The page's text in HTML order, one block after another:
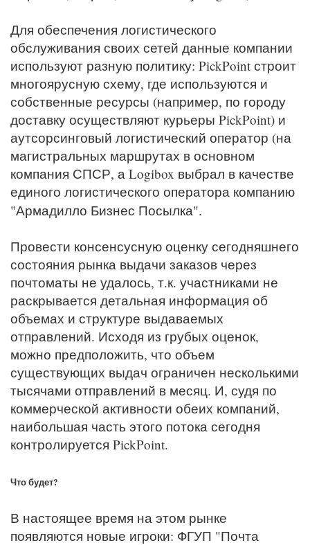
Для обеспечения логистического
обслуживания своих сетей данные компании
используют разную политику: PickPoint строит
многоярусную схему, где используются и
собственные ресурсы (например, по городу
доставку осуществляют курьеры PickPoint) и
аутсорсинговый логистический оператор (на
магистральных маршрутах в основном
компания СПСР, а Logibox выбрал в качестве
единого логистического оператора компанию
"Армадилло Бизнес Посылка".
Провести консенсусную оценку сегодняшнего
состояния рынка выдачи заказов через
почтоматы не удалось, т.к. участниками не
раскрывается детальная информация об
объемах и структуре выдаваемых
отправлений. Исходя из грубых оценок,
можно предположить, что объем
существующих выдач ограничен несколькими
тысячами отправлений в месяц. И, судя по
коммерческой активности обеих компаний,
наибольшая часть этого потока сегодня
контролируется PickPoint.
Что будет?
В настоящее время на этом рынке
появляются новые игроки: ФГУП "Почта